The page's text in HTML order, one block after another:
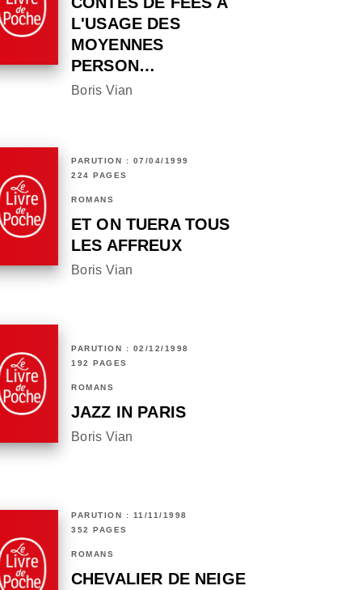
L'USAGE DES
MOYENNES
PERSON…
Boris Vian
PARUTION : 07/04/1999
224 PAGES
ROMANS
ET ON TUERA TOUS
LES AFFREUX
Boris Vian
PARUTION : 02/12/1998
192 PAGES
ROMANS
JAZZ IN PARIS
Boris Vian
PARUTION : 11/11/1998
352 PAGES
ROMANS
CHEVALIER DE NEIGE